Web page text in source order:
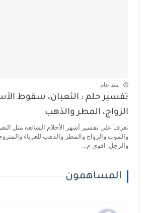
منذ عام
تفسير حلم : الثعبان، سقوط
الزواج، المطر والذهب
تعرف على تفسير أشهر الأحلام الشائعة مثل
والموت والزواج والمطر والذهب للعزباء
والرجل. اقوى م...
المساهمون